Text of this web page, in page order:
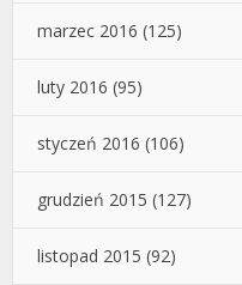
marzec 2016 (125)
luty 2016 (95)
styczeń 2016 (106)
grudzień 2015 (127)
listopad 2015 (92)